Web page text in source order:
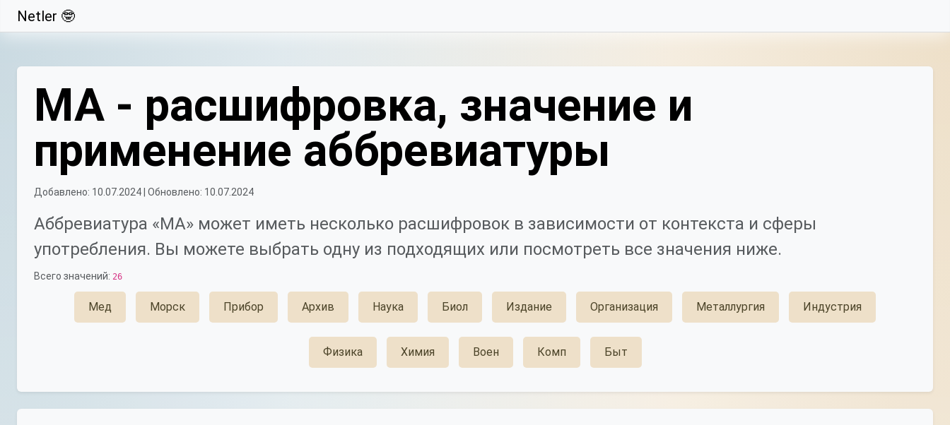
Свернуть
Netler 🤓
МА - расшифровка, значение и
применение аббревиатуры
Добавлено: 10.07.2024 | Обновлено: 10.07.2024
Аббревиатура «МА» может иметь несколько расшифровок в зависимости от контекста и сферы
употребления. Вы можете выбрать одну из подходящих или посмотреть все значения ниже.
Всего значений: 26
Мед Морск Прибор Архив Наука Биол Издание Организация Металлургия Индустрия
Физика Химия Воен Комп Быт